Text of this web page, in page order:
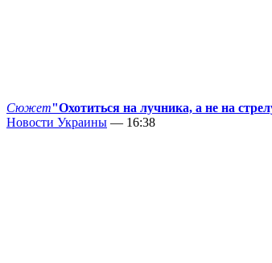
Сюжет"Охотиться на лучника, а не на
Новости Украины — 16:38